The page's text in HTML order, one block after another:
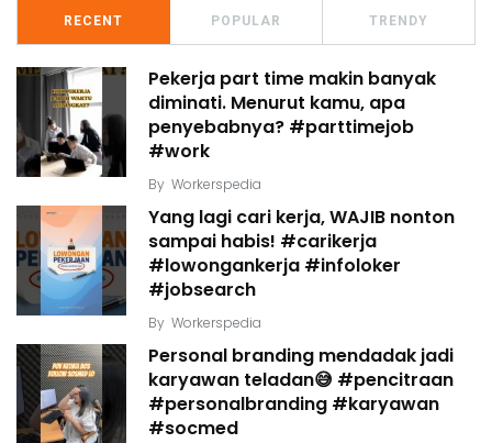
RECENT POPULAR TRENDY
Pekerja part time makin banyak
diminati. Menurut kamu, apa
penyebabnya? #parttimejob
#work
By Workerspedia
Yang lagi cari kerja, WAJIB nonton
sampai habis! #carikerja
#lowongankerja #infoloker
#jobsearch
By Workerspedia
Personal branding mendadak jadi
karyawan teladan😅 #pencitraan
#personalbranding #karyawan
#socmed